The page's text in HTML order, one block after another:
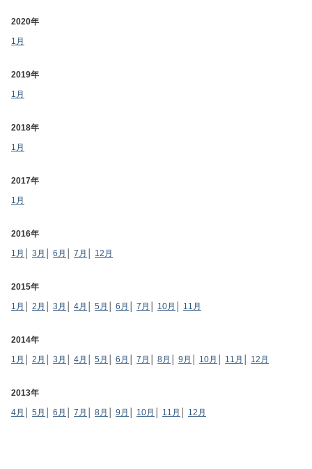
2020年
1月
2019年
1月
2018年
1月
2017年
1月
2016年
1月
3月 6月 7月 12月
2015年
1月
2月 3月 4月 5月 6月 7月 10月 11月
2014年
1月
2月 3月 4月 5月 6月 7月 8月 9月 10月 11月 12月
2013年
4月
5月 6月 7月 8月 9月 10月 11月 12月